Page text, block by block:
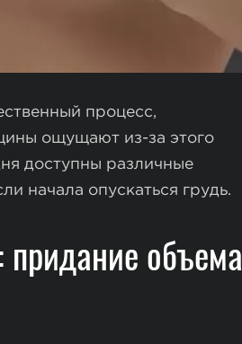
процесс,
ощущают из-за этого
доступны различные
начала опускаться грудь.
объема